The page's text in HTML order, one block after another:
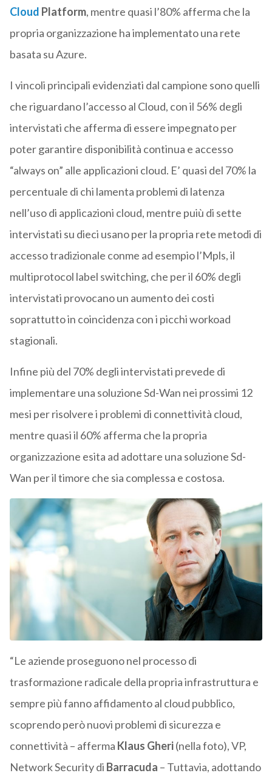
Cloud Platform, mentre quasi l’80% afferma che la
propria organizzazione ha implementato una rete
basata su Azure.
I vincoli principali evidenziati dal campione sono quelli
che riguardano l’accesso al Cloud, con il 56% degli
intervistati che afferma di essere impegnato per
poter garantire disponibilità continua e accesso
“always on” alle applicazioni cloud. E’ quasi del 70% la
percentuale di chi lamenta problemi di latenza
nell’uso di applicazioni cloud, mentre puiù di sette
intervistati su dieci usano per la propria rete metodi di
accesso tradizionale conme ad esempio l’Mpls, il
multiprotocol label switching, che per il 60% degli
intervistati provocano un aumento dei costi
soprattutto in coincidenza con i picchi workoad
stagionali.
Infine più del 70% degli intervistati prevede di
implementare una soluzione Sd-Wan nei prossimi 12
mesi per risolvere i problemi di connettività cloud,
mentre quasi il 60% afferma che la propria
organizzazione esita ad adottare una soluzione Sd-
Wan per il timore che sia complessa e costosa.
“Le aziende proseguono nel processo di
trasformazione radicale della propria infrastruttura e
sempre più fanno affidamento al cloud pubblico,
scoprendo però nuovi problemi di sicurezza e
connettività – afferma Klaus Gheri(nella foto), VP,
Network Security di Barracuda – Tuttavia, adottando